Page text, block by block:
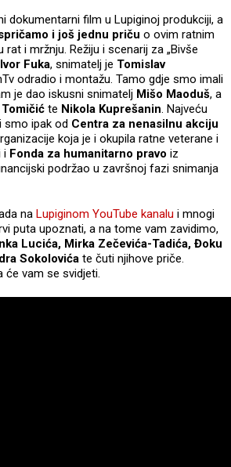
dokumentarni film u Lupiginoj produkciji, a
i još jednu priču o ovim ratnim
i mržnju. Režiju i scenarij za „Bivše
Ivor Fuka, snimatelj je Tomislav
odradio i montažu. Tamo gdje smo imali
je dao iskusni snimatelj Mišo Maoduš, a
te Nikola Kuprešanin. Najveću
smo ipak od Centra za nenasilnu akciju
koja je i okupila ratne veterane i
i Fonda za humanitarno pravo iz
podržao u završnoj fazi snimanja
na Lupiginom YouTube kanalu i mnogi
puta upoznati, a na tome vam zavidimo,
Lucića, Mirka Zečevića-Tadića, Đoku
Sokolovića te čuti njihove priče.
će vam se svidjeti.